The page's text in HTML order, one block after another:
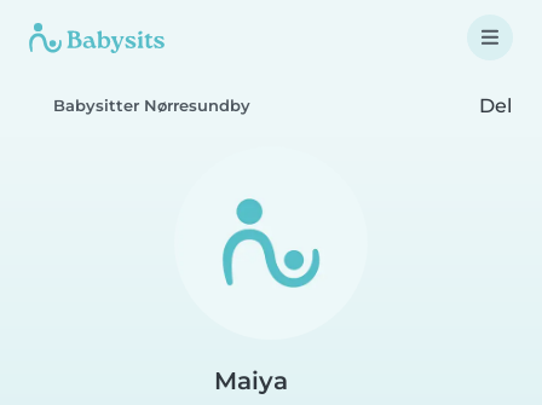
Babysitter Nørresundby Del
Maiya